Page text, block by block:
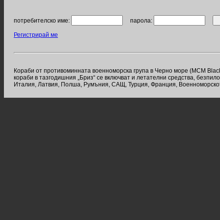
потребителско име: парола:
Регистрирай ме
Кораби от противоминната военноморска група в Черно море (MCM
кораби в тазгодишния „Бриз“ се включват и летателни средства,
Италия, Латвия, Полша, Румъния, САЩ, Турция, Франция,